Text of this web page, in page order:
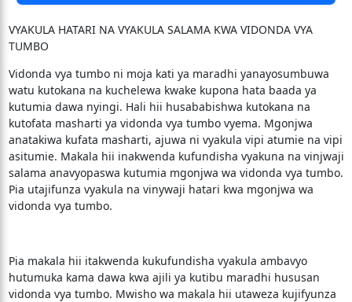
VYAKULA HATARI NA VYAKULA SALAMA KWA VIDONDA VYA
TUMBO
Vidonda vya tumbo ni moja kati ya maradhi yanayosumbuwa
watu kutokana na kuchelewa kwake kupona hata baada ya
kutumia dawa nyingi. Hali hii husababishwa kutokana na
kutofata masharti ya vidonda vya tumbo vyema. Mgonjwa
anatakiwa kufata masharti, ajuwa ni vyakula vipi atumie na vipi
asitumie. Makala hii inakwenda kufundisha vyakuna na vinjwaji
salama anavyopaswa kutumia mgonjwa wa vidonda vya tumbo.
Pia utajifunza vyakula na vinywaji hatari kwa mgonjwa wa
vidonda vya tumbo.
Pia makala hii itakwenda kukufundisha vyakula ambavyo
hutumuka kama dawa kwa ajili ya kutibu maradhi hususan
vidonda vya tumbo. Mwisho wa makala hii utaweza kujifyunza